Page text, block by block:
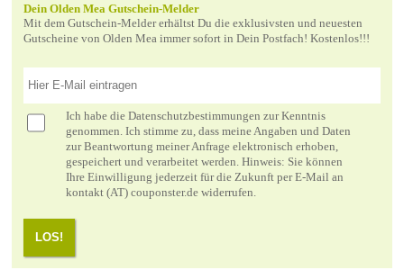
Dein Olden Mea Gutschein-Melder
Mit dem Gutschein-Melder erhältst Du die exklusivsten und neuesten
Gutscheine von Olden Mea immer sofort in Dein Postfach! Kostenlos!!!
Ich habe die Datenschutzbestimmungen zur Kenntnis
genommen. Ich stimme zu, dass meine Angaben und Daten
zur Beantwortung meiner Anfrage elektronisch erhoben,
gespeichert und verarbeitet werden. Hinweis: Sie können
Ihre Einwilligung jederzeit für die Zukunft per E-Mail an
kontakt (AT) couponster.de widerrufen.
LOS!